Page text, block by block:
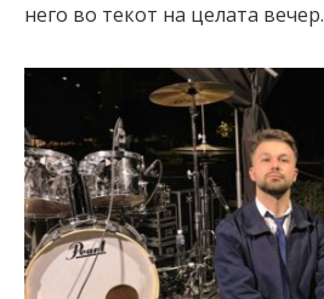
него во текот на целата вечер.